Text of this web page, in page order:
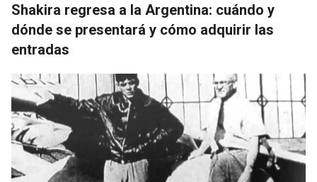
Shakira regresa a la Argentina: cuándo y
dónde se presentará y cómo adquirir las
entradas